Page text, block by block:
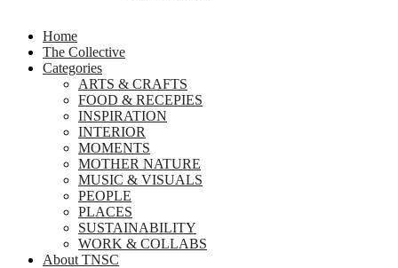
Home
The Collective
Categories
ARTS & CRAFTS
FOOD & RECEPIES
INSPIRATION
INTERIOR
MOMENTS
MOTHER NATURE
MUSIC & VISUALS
PEOPLE
PLACES
SUSTAINABILITY
WORK & COLLABS
About TNSC